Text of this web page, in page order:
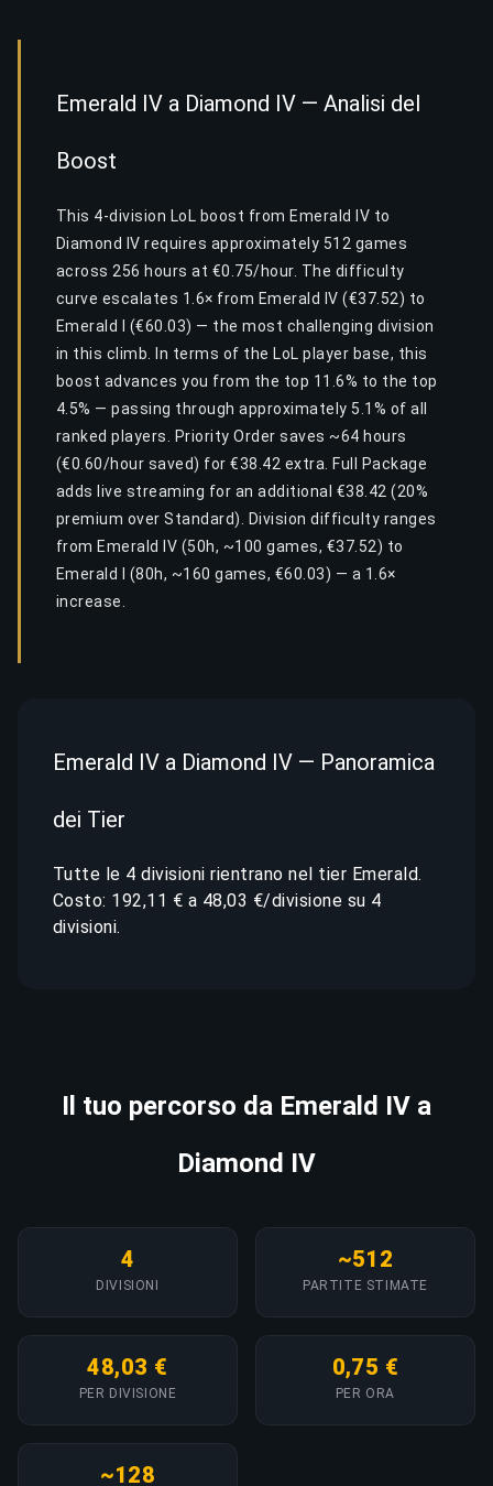
Emerald IV a Diamond IV — Analisi del
Boost
This 4-division LoL boost from Emerald IV to
Diamond IV requires approximately 512 games
across 256 hours at €0.75/hour. The difficulty
curve escalates 1.6× from Emerald IV (€37.52) to
Emerald I (€60.03) — the most challenging division
in this climb. In terms of the LoL player base, this
boost advances you from the top 11.6% to the top
4.5% — passing through approximately 5.1% of all
ranked players. Priority Order saves ~64 hours
(€0.60/hour saved) for €38.42 extra. Full Package
adds live streaming for an additional €38.42 (20%
premium over Standard). Division difficulty ranges
from Emerald IV (50h, ~100 games, €37.52) to
Emerald I (80h, ~160 games, €60.03) — a 1.6×
increase.
Emerald IV a Diamond IV — Panoramica
dei Tier
Tutte le 4 divisioni rientrano nel tier Emerald.
Costo: 192,11 € a 48,03 €/divisione su 4
divisioni.
Il tuo percorso da Emerald IV a
Diamond IV
4
DIVISIONI
~512
PARTITE STIMATE
48,03 €
PER DIVISIONE
0,75 €
PER ORA
~128